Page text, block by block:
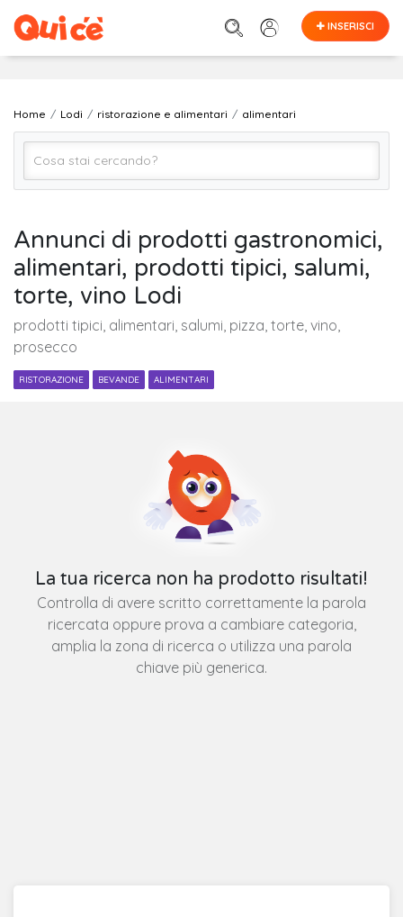
INSERISCI
Home Lodi ristorazione e alimentari alimentari
Lodi
Cerca
Annunci di prodotti gastronomici,
alimentari, prodotti tipici, salumi,
torte, vino Lodi
prodotti tipici, alimentari, salumi, pizza, torte, vino,
prosecco
RISTORAZIONE BEVANDE ALIMENTARI
La tua ricerca non ha prodotto risultati!
Controlla di avere scritto correttamente la parola
ricercata oppure prova a cambiare categoria,
amplia la zona di ricerca o utilizza una parola
chiave più generica.